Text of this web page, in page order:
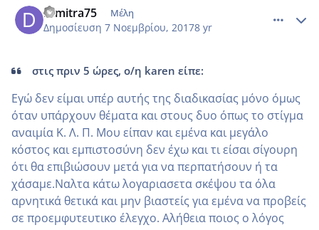
Dimitra75 Μέλη
Δημοσίευση 7 Νοεμβρίου, 20178 yr
στις πριν 5 ώρες, ο/η karen είπε:
Εγώ δεν είμαι υπέρ αυτής της διαδικασίας μόνο όμως
όταν υπάρχουν θέματα και στους δυο όπως το στίγμα
αναιμία Κ. Λ. Π. Μου είπαν και εμένα και μεγάλο
κόστος και εμπιστοσύνη δεν έχω και τι είσαι σίγουρη
ότι θα επιβιώσουν μετά για να περπατήσουν ή τα
χάσαμε.Ναλτα κάτω λογαριασετα σκέψου τα όλα
αρνητικά θετικά και μην βιαστείς για εμένα να προβείς
σε προεμφυτευτικο έλεγχο. Αλήθεια ποιος ο λόγος